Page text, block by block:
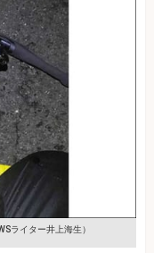
ライター井上海生）